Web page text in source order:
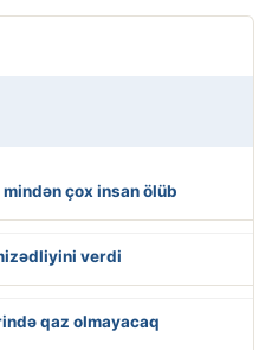
çox insan ölüb
verdi
qaz olmayacaq